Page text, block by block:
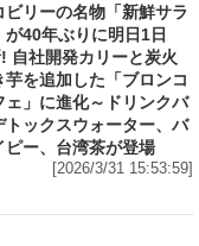
ビリーの名物「新鮮サラ
が40年ぶりに明日1日
自社開発カリーと炭火
芋を追加した「ブロンコ
ェ」に進化～ドリンクバ
トックスウォーター、バ
ピー、台湾茶が登場
[2026/3/31 15:53:59]